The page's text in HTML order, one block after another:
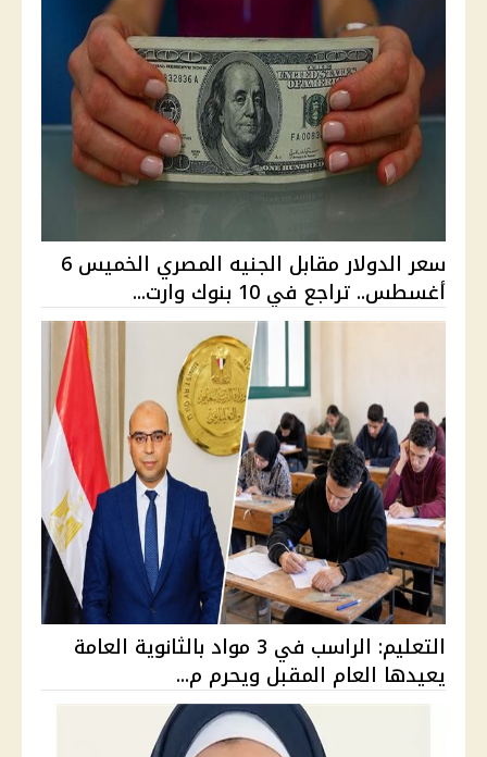
سعر الدولار مقابل الجنيه المصري الخميس 6
أغسطس.. تراجع في 10 بنوك وارت...
التعليم: الراسب في 3 مواد بالثانوية العامة
يعيدها العام المقبل ويحرم م...